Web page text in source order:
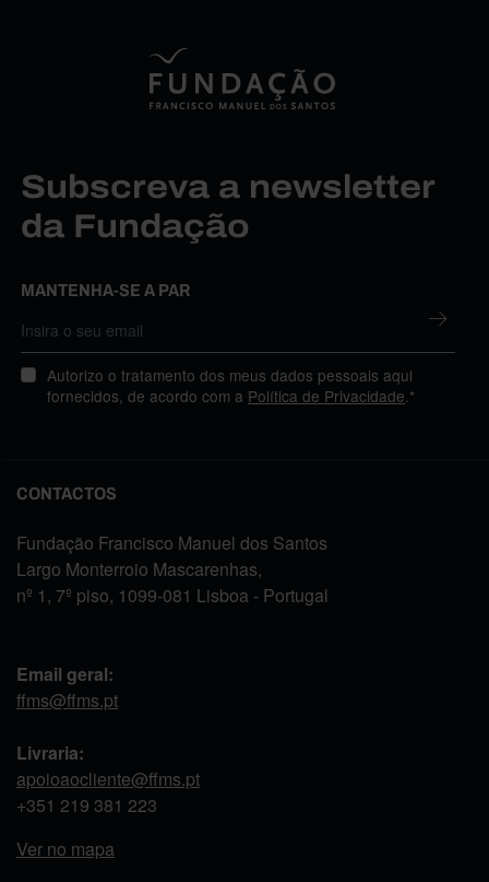
Subscreva a newsletter
da Fundação
MANTENHA-SE A PAR
Autorizo o tratamento dos meus dados pessoais aqui
fornecidos, de acordo com a Política de Privacidade .*
CONTACTOS
Fundação Francisco Manuel dos Santos
Largo Monterroio Mascarenhas,
nº 1, 7º piso, 1099-081 Lisboa - Portugal
Email geral:
ffms@ffms.pt
Livraria:
apoioaocliente@ffms.pt
+351 219 381 223
Ver no mapa